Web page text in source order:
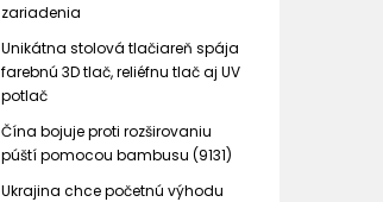
zariadenia
Unikátna stolová tlačiareň spája
farebnú 3D tlač, reliéfnu tlač aj UV
potlač
Čína bojuje proti rozširovaniu
púští pomocou bambusu (9131)
Ukrajina chce početnú výhodu